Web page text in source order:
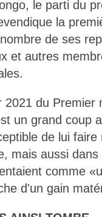
le parti du
la
de ses
et autres
du Premier
un grand coup
de lui
mais aussi
comme
d'un gain